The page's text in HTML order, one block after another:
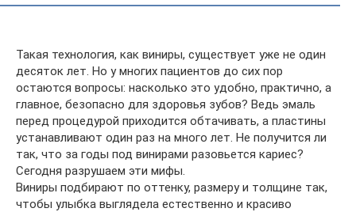
Такая технология, как виниры, существует уже не один
десяток лет. Но у многих пациентов до сих пор
остаются вопросы: насколько это удобно, практично, а
главное, безопасно для здоровья зубов? Ведь эмаль
перед процедурой приходится обтачивать, а пластины
устанавливают один раз на много лет. Не получится ли
так, что за годы под винирами разовьется кариес?
Сегодня разрушаем эти мифы.
Виниры подбирают по оттенку, размеру и толщине так,
чтобы улыбка выглядела естественно и красиво